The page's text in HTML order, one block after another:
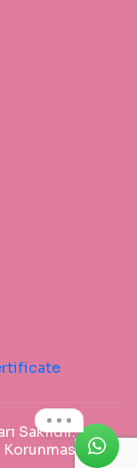
Saklıdır.